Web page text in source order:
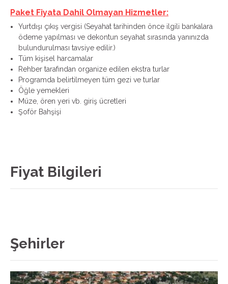
Paket Fiyata Dahil Olmayan Hizmetler:
Yurtdışı çıkış vergisi (Seyahat tarihinden önce ilgili bankalara
ödeme yapılması ve dekontun seyahat sırasında yanınızda
bulundurulması tavsiye edilir.)
Tüm kişisel harcamalar
Rehber tarafından organize edilen ekstra turlar
Programda belirtilmeyen tüm gezi ve turlar
Öğle yemekleri
Müze, ören yeri vb. giriş ücretleri
Şoför Bahşişi
Fiyat Bilgileri
Şehirler